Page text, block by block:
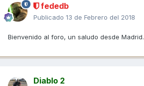
fededb
Publicado 13 de Febrero del 2018
Bienvenido al foro, un saludo desde Madrid.
Diablo 2